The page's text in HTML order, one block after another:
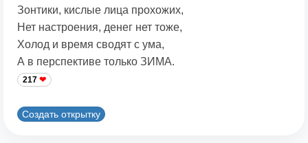
Зонтики, кислые лица прохожих,
Нет настроения, денег нет тоже,
Холод и время сводят с ума,
А в перспективе только ЗИМА.
217
Создать открытку